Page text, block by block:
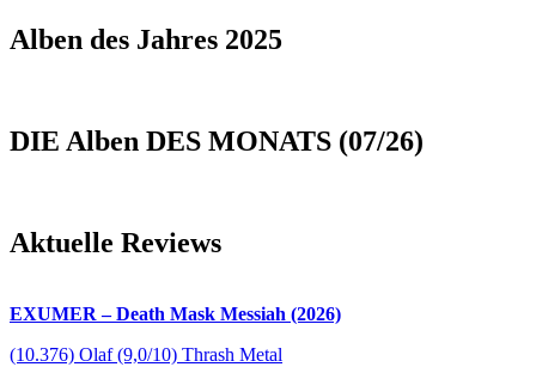
Alben des Jahres 2025
DIE Alben DES MONATS (07/26)
Aktuelle Reviews
EXUMER – Death Mask Messiah (2026)
(10.376) Olaf (9,0/10) Thrash Metal